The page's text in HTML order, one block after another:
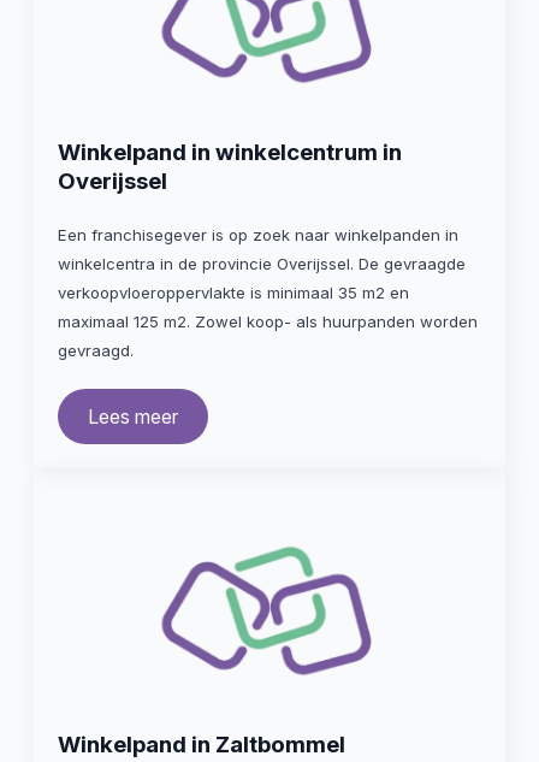
Winkelpand in winkelcentrum in
Overijssel
Een franchisegever is op zoek naar winkelpanden in
winkelcentra in de provincie Overijssel. De gevraagde
verkoopvloeroppervlakte is minimaal 35 m2 en
maximaal 125 m2. Zowel koop- als huurpanden worden
gevraagd.
Lees meer
Winkelpand in Zaltbommel